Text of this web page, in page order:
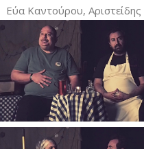
Εύα Καντούρου,